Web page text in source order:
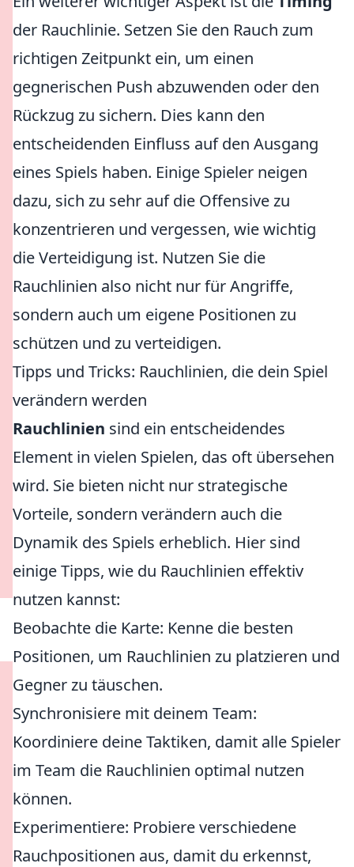
der Rauchlinie. Setzen Sie den Rauch zum
richtigen Zeitpunkt ein, um einen
gegnerischen Push abzuwenden oder den
Rückzug zu sichern. Dies kann den
entscheidenden Einfluss auf den Ausgang
eines Spiels haben. Einige Spieler neigen
dazu, sich zu sehr auf die Offensive zu
konzentrieren und vergessen, wie wichtig
die Verteidigung ist. Nutzen Sie die
Rauchlinien also nicht nur für Angriffe,
sondern auch um eigene Positionen zu
schützen und zu verteidigen.
Tipps und Tricks: Rauchlinien, die dein Spiel
verändern werden
Rauchlinien sind ein entscheidendes
Element in vielen Spielen, das oft übersehen
wird. Sie bieten nicht nur strategische
Vorteile, sondern verändern auch die
Dynamik des Spiels erheblich. Hier sind
einige Tipps, wie du Rauchlinien effektiv
nutzen kannst:
Beobachte die Karte: Kenne die besten
Positionen, um Rauchlinien zu platzieren und
Gegner zu täuschen.
Synchronisiere mit deinem Team:
Koordiniere deine Taktiken, damit alle Spieler
im Team die Rauchlinien optimal nutzen
können.
Experimentiere: Probiere verschiedene
Rauchpositionen aus, damit du erkennst,